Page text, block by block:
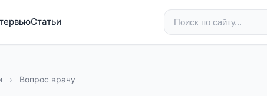
Статьи
› Вопрос врачу